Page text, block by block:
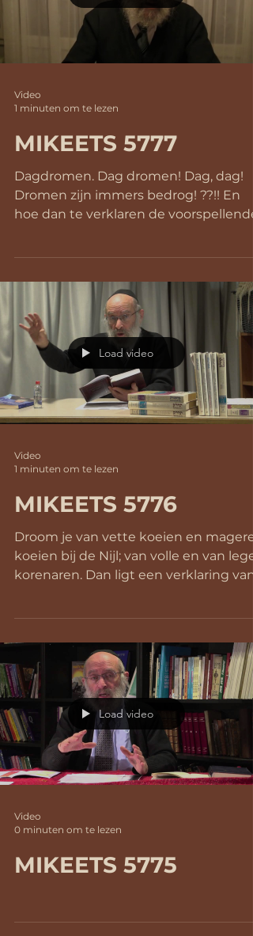
Video
1 minuten om te lezen
MIKEETS 5777
Dagdromen. Dag dromen! Dag, dag!
Dromen zijn immers bedrog! ??!! En
hoe dan te verklaren de voorspellende
Load video
Video
1 minuten om te lezen
MIKEETS 5776
Droom je van vette koeien en magere
koeien bij de Nijl; van volle en van lege
korenaren. Dan ligt een verklaring van
Load video
Video
0 minuten om te lezen
MIKEETS 5775